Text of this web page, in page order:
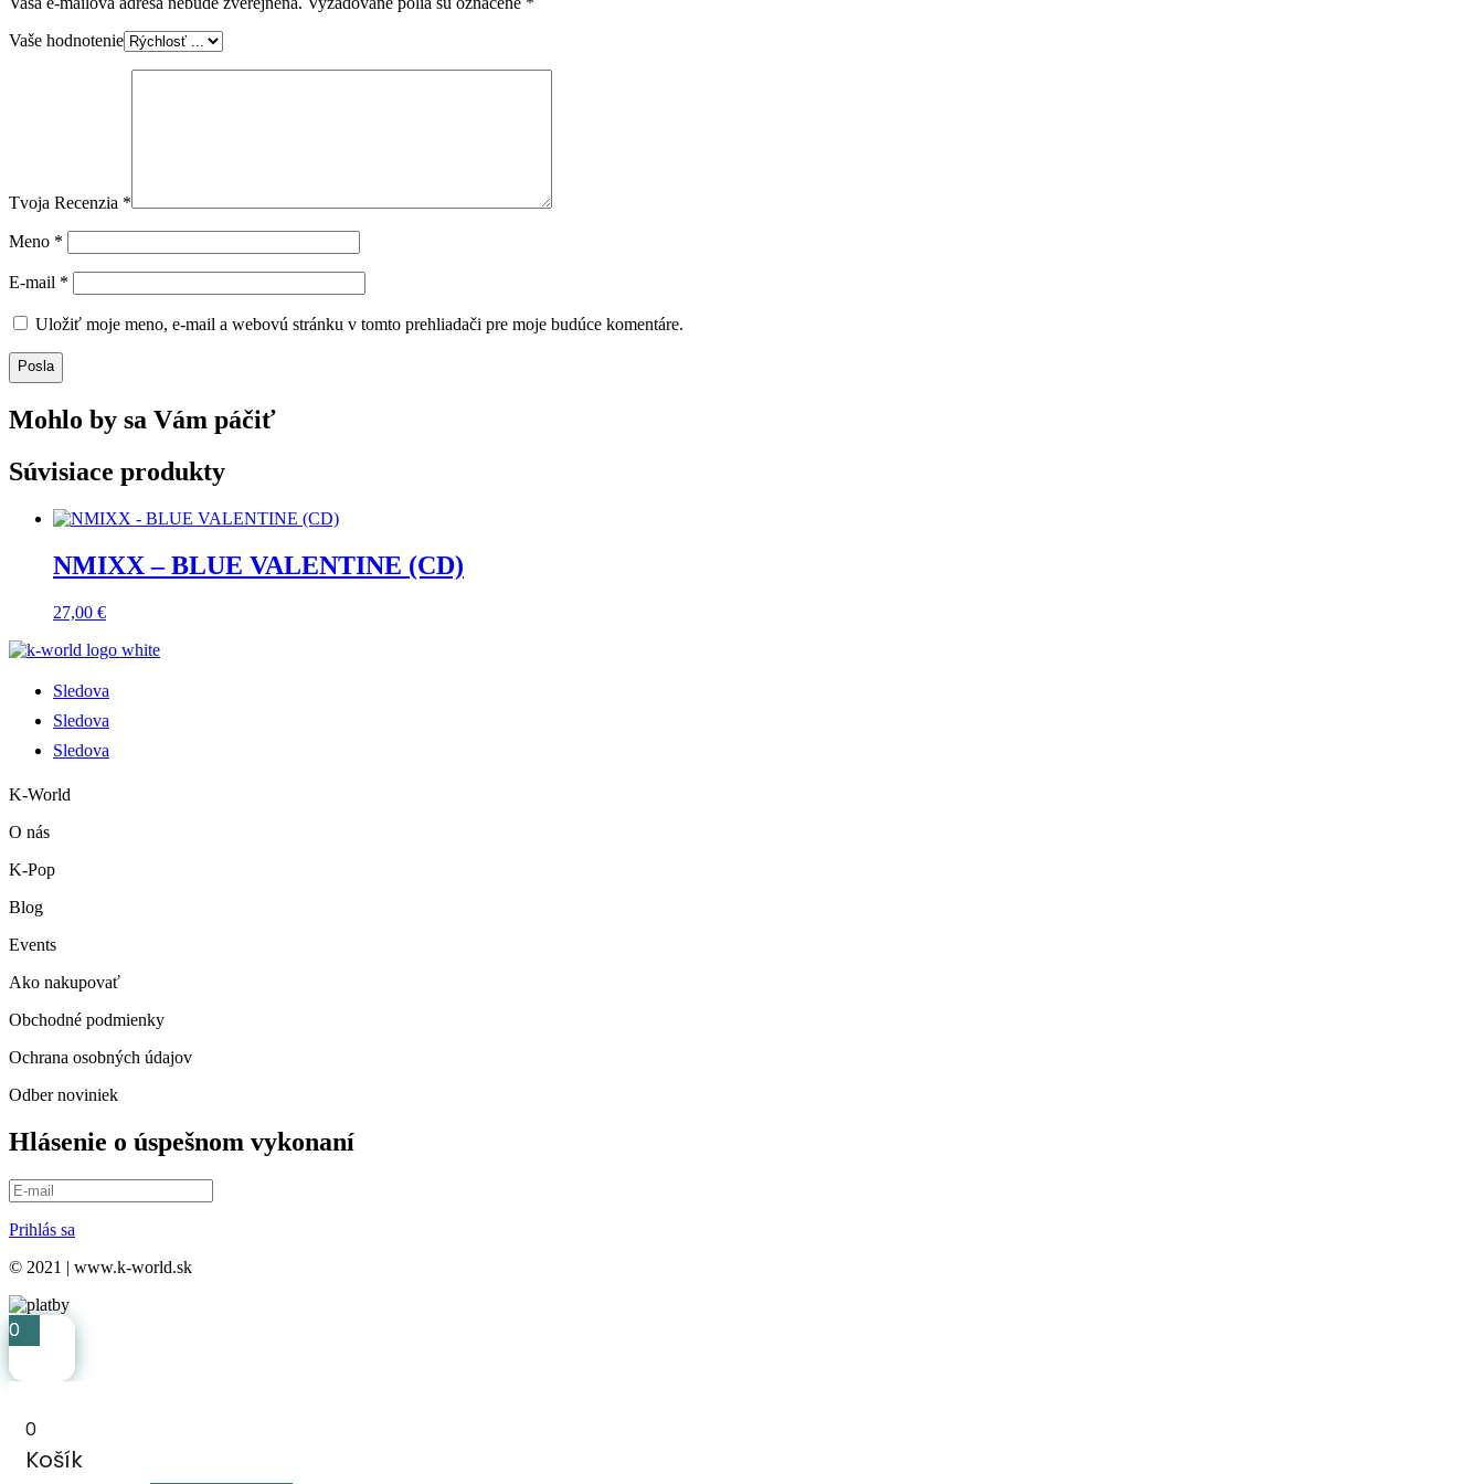
Vaše hodnotenie
Tvoja Recenzia *
Meno *
E-mail *
Uložiť moje meno, e-mail a webovú stránku v tomto prehliadači pre moje budúce komentáre.
Posla
Mohlo by sa Vám páčiť
Súvisiace produkty
NMIXX – BLUE VALENTINE (CD)
27,00 €
Sledova
Sledova
Sledova
K-World
O nás
K-Pop
Blog
Events
Ako nakupovať
Obchodné podmienky
Ochrana osobných údajov
Odber noviniek
Hlásenie o úspešnom vykonaní
Prihlás sa
© 2021 | www.k-world.sk
0
0
Košík